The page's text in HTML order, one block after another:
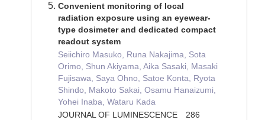
Convenient monitoring of local
radiation exposure using an eyewear-
type dosimeter and dedicated compact
readout system
Seiichiro Masuko, Runa Nakajima, Sota
Orimo, Shun Akiyama, Aika Sasaki, Masaki
Fujisawa, Saya Ohno, Satoe Konta, Ryota
Shindo, Makoto Sakai, Osamu Hanaizumi,
Yohei Inaba, Wataru Kada
JOURNAL OF LUMINESCENCE 286